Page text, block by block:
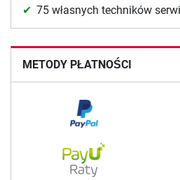
75 własnych techników
METODY PŁATNOŚCI